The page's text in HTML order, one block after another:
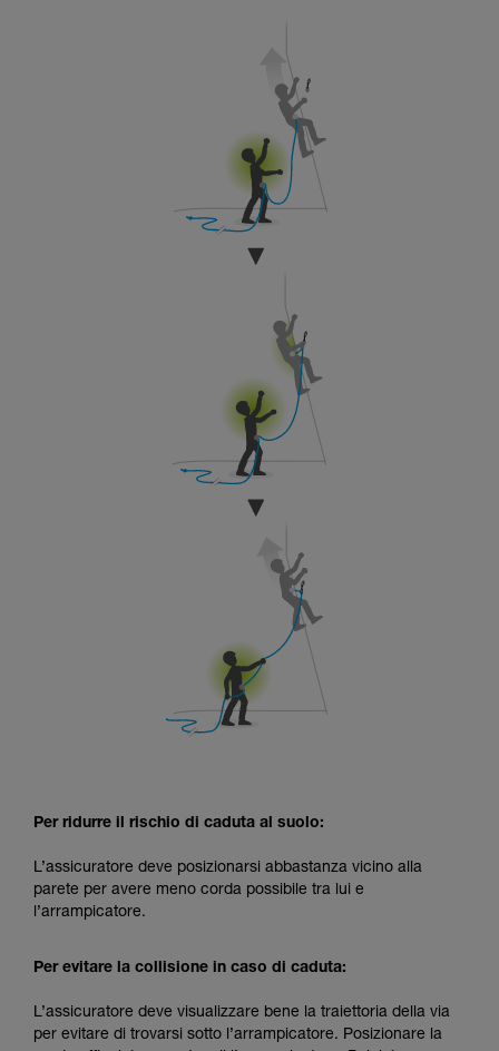
Per ridurre il rischio di caduta al suolo:
L’assicuratore deve posizionarsi abbastanza vicino alla
parete per avere meno corda possibile tra lui e
l’arrampicatore.
Per evitare la collisione in caso di caduta:
L’assicuratore deve visualizzare bene la traiettoria della via
per evitare di trovarsi sotto l’arrampicatore. Posizionare la